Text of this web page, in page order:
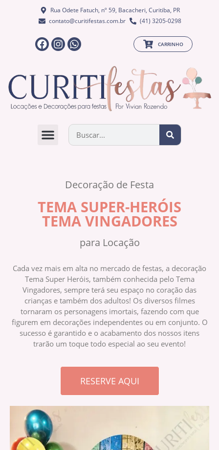
Rua Odete Fatuch, nº 59, Bacacheri, Curitiba, PR
contato@curitifestas.com.br
(41) 3205-0298
CARRINHO
Decoração de Festa
TEMA SUPER-HERÓIS
TEMA VINGADORES
para Locação
Cada vez mais em alta no mercado de festas, a decoração
Tema Super Heróis, também conhecida pelo Tema
Vingadores, sempre terá seu espaço no coração das
crianças e também dos adultos! Os diversos filmes
tornaram os personagens imortais, fazendo com que
figurem em decorações independentes ou em conjunto. O
sucesso é garantido e o acabamento dos nossos itens
trarão um toque todo especial ao seu evento!
RESERVE AQUI